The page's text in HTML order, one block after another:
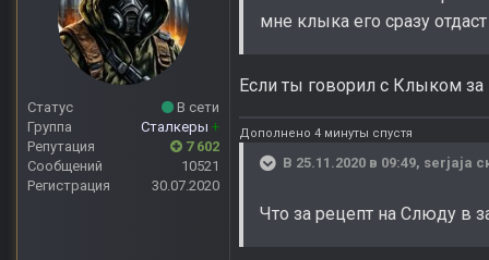
Статус
В сети
Группа
Сталкеры +
Репутация
7 602
Сообщений
10521
Регистрация
30.07.2020
мне клыка его сразу отдаст
Если ты говорил с Клыком
Дополнено 4 минуты спустя
В 25.11.2020 в 09:49, serjaja
Что за рецепт на Слюду в